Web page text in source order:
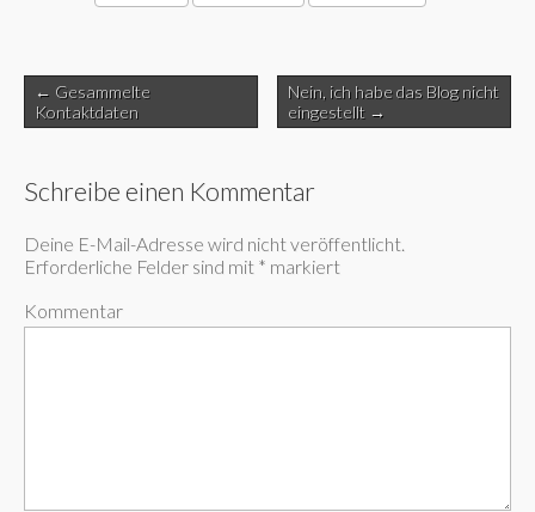
Post
navigation
← Gesammelte
Kontaktdaten
Nein, ich habe das Blog nicht
eingestellt →
Schreibe einen Kommentar
Deine E-Mail-Adresse wird nicht veröffentlicht.
Erforderliche Felder sind mit * markiert
Kommentar